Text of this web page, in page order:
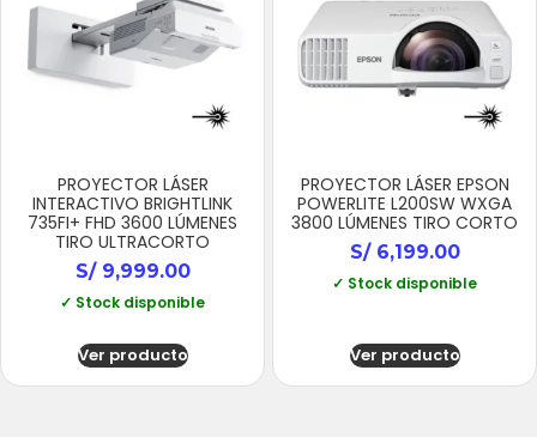
PROYECTOR LÁSER
INTERACTIVO BRIGHTLINK
735FI+ FHD 3600 LÚMENES
TIRO ULTRACORTO
S/9,999.00
✓ Stock disponible
Ver producto
PROYECTOR LÁSER EPSON
POWERLITE L200SW WXGA
3800 LÚMENES TIRO CORTO
S/6,199.00
✓ Stock disponible
Ver producto